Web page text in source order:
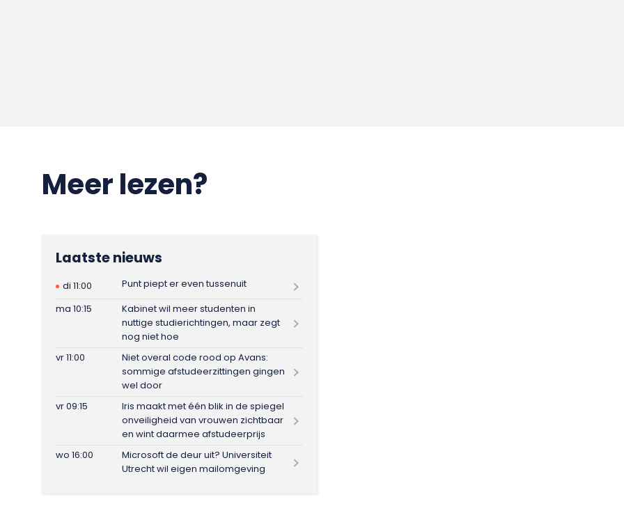
Meer lezen?
Laatste nieuws
di 11:00
Punt piept er even tussenuit
ma 10:15
Kabinet wil meer studenten in
nuttige studierichtingen, maar zegt
nog niet hoe
vr 11:00
Niet overal code rood op Avans:
sommige afstudeerzittingen gingen
wel door
vr 09:15
Iris maakt met één blik in de spiegel
onveiligheid van vrouwen zichtbaar
en wint daarmee afstudeerprijs
wo 16:00
Microsoft de deur uit? Universiteit
Utrecht wil eigen mailomgeving